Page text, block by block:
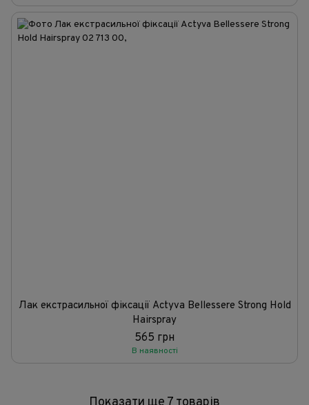
Лак екстрасильної фіксації Actyva Bellessere Strong Hold
Hairspray
565 грн
В наявності